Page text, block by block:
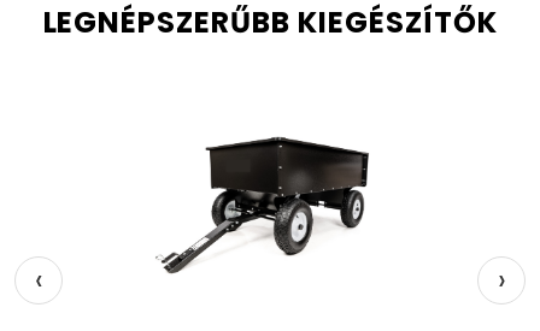
LEGNÉPSZERŰBB KIEGÉSZÍTŐK
‹ ›